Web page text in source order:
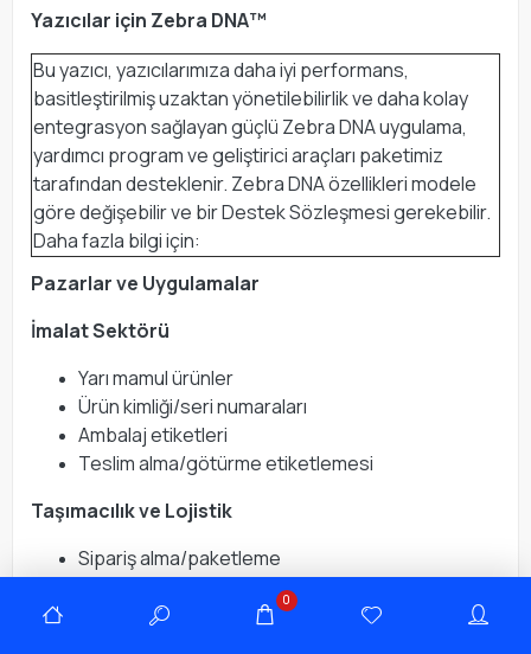
Yazıcılar için Zebra DNA™
Bu yazıcı, yazıcılarımıza daha iyi performans,
basitleştirilmiş uzaktan yönetilebilirlik ve daha kolay
entegrasyon sağlayan güçlü Zebra DNA uygulama,
yardımcı program ve geliştirici araçları paketimiz
tarafından desteklenir. Zebra DNA özellikleri modele
göre değişebilir ve bir Destek Sözleşmesi gerekebilir.
Daha fazla bilgi için:
Pazarlar ve Uygulamalar
İmalat Sektörü
Yarı mamul ürünler
Ürün kimliği/seri numaraları
Ambalaj etiketleri
Teslim alma/götürme etiketlemesi
Taşımacılık ve Lojistik
Sipariş alma/paketleme
Çapraz sevkiyat
0